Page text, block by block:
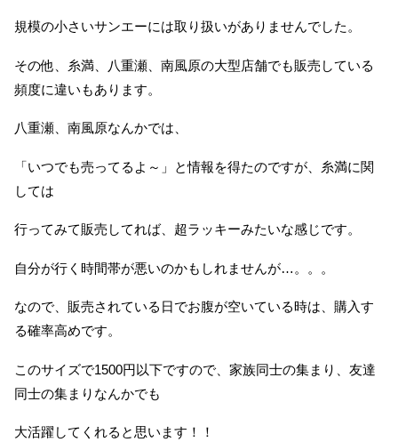
規模の小さいサンエーには取り扱いがありませんでした。
その他、糸満、八重瀬、南風原の大型店舗でも販売している
頻度に違いもあります。
八重瀬、南風原なんかでは、
「いつでも売ってるよ～」と情報を得たのですが、糸満に関
しては
行ってみて販売してれば、超ラッキーみたいな感じです。
自分が行く時間帯が悪いのかもしれませんが…。。。
なので、販売されている日でお腹が空いている時は、購入す
る確率高めです。
このサイズで1500円以下ですので、家族同士の集まり、友達
同士の集まりなんかでも
大活躍してくれると思います！！